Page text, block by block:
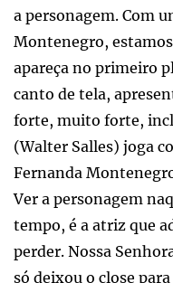
a personagem. Com
Montenegro,
apareça no primeiro
canto de tela,
forte, muito forte,
(Walter Salles) joga
Fernanda
Ver a personagem
tempo, é a atriz que
perder. Nossa
só deixou o close